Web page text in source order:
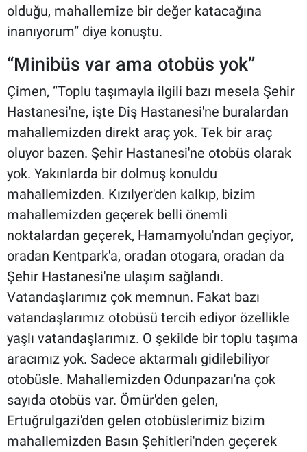
olduğu, mahallemize bir değer katacağına
inanıyorum” diye konuştu.
“Minibüs var ama otobüs yok”
Çimen, “Toplu taşımayla ilgili bazı mesela Şehir
Hastanesi'ne, işte Diş Hastanesi'ne buralardan
mahallemizden direkt araç yok. Tek bir araç
oluyor bazen. Şehir Hastanesi'ne otobüs olarak
yok. Yakınlarda bir dolmuş konuldu
mahallemizden. Kızılyer'den kalkıp, bizim
mahallemizden geçerek belli önemli
noktalardan geçerek, Hamamyolu'ndan geçiyor,
oradan Kentpark'a, oradan otogara, oradan da
Şehir Hastanesi'ne ulaşım sağlandı.
Vatandaşlarımız çok memnun. Fakat bazı
vatandaşlarımız otobüsü tercih ediyor özellikle
yaşlı vatandaşlarımız. O şekilde bir toplu taşıma
aracımız yok. Sadece aktarmalı gidilebiliyor
otobüsle. Mahallemizden Odunpazarı'na çok
sayıda otobüs var. Ömür'den gelen,
Ertuğrulgazi'den gelen otobüslerimiz bizim
mahallemizden Basın Şehitleri'nden geçerek